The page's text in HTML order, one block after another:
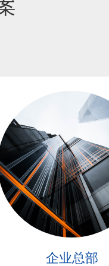
企业总部